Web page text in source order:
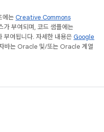
에는 Creative Commons
가 부여되며, 코드 샘플에는
부여됩니다. 자세한 내용은 Google
바는 Oracle 및/또는 Oracle 계열